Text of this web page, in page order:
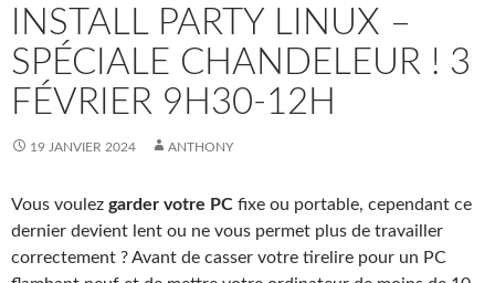
INSTALL PARTY LINUX –
SPÉCIALE CHANDELEUR ! 3
FÉVRIER 9H30-12H
19 JANVIER 2024 ANTHONY
Vous voulez garder votre PC fixe ou portable, cependant ce
dernier devient lent ou ne vous permet plus de travailler
correctement ? Avant de casser votre tirelire pour un PC